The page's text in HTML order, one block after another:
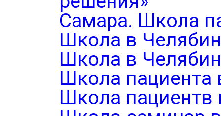
Самара. Школа
Школа в
Школа в
Школа пациента
Школа пациентв